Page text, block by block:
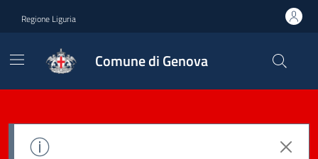
Regione Liguria
Comune di Genova